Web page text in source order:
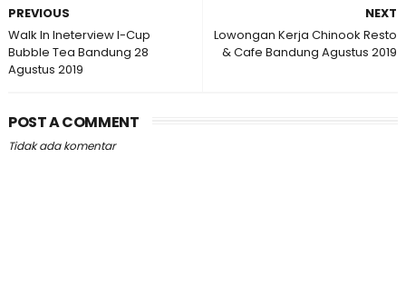
NEXT
Lowongan Kerja Chinook Resto
& Cafe Bandung Agustus 2019
PREVIOUS
Walk In Ineterview I-Cup
Bubble Tea Bandung 28
Agustus 2019
POST A COMMENT
Tidak ada komentar